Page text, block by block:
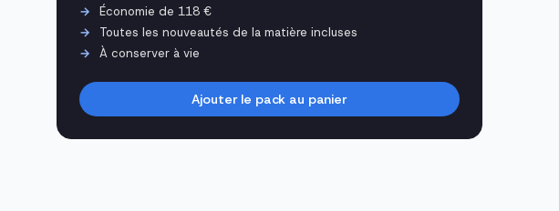
Économie de 118 €
Toutes les nouveautés de la matière incluses
À conserver à vie
Ajouter le pack au panier